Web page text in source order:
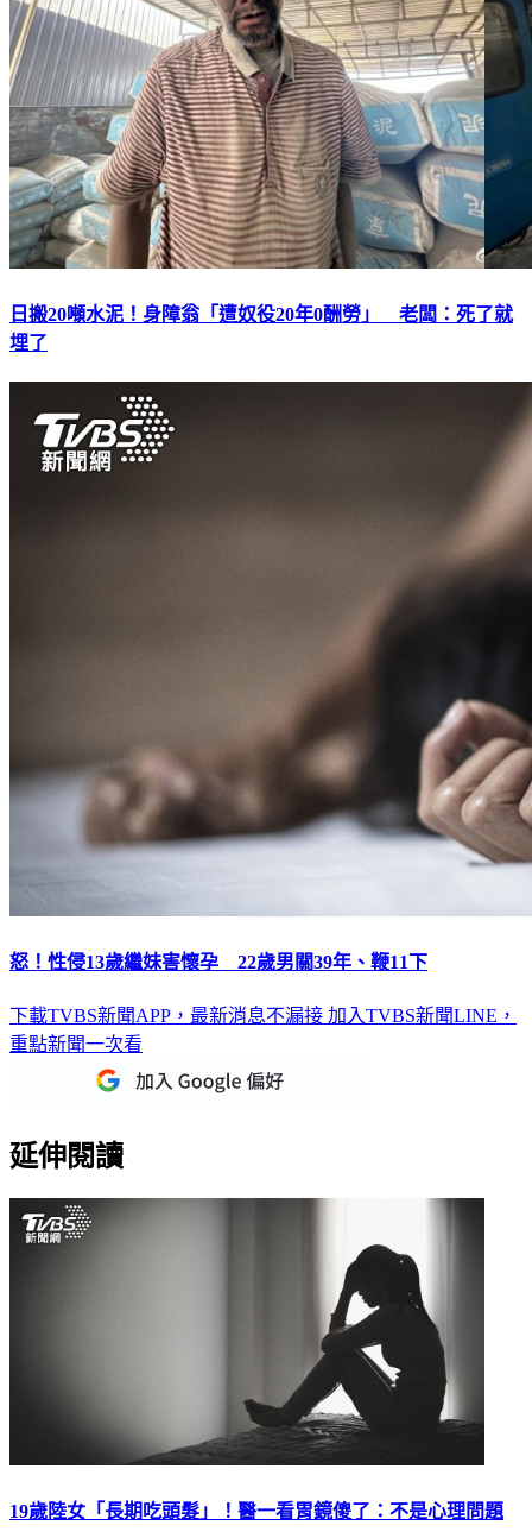
日搬20噸水泥！身障翁「遭奴役20年0酬勞」 老闆：死了就
埋了
怒！性侵13歲繼妹害懷孕 22歲男關39年、鞭11下
下載TVBS新聞APP，最新消息不漏接 加入TVBS新聞LINE，
重點新聞一次看
延伸閱讀
19歲陸女「長期吃頭髮」！醫一看胃鏡傻了：不是心理問題